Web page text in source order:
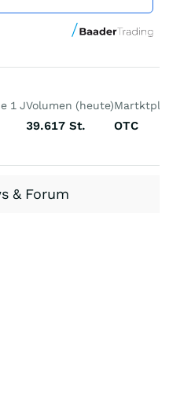
1 JVolumen (heute)
39.617 St. OTC
& Forum